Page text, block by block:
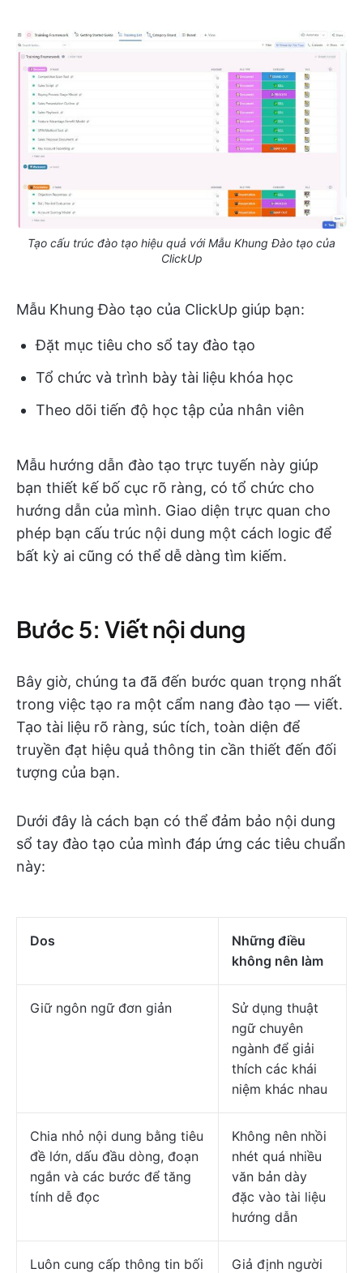
Tạo cấu trúc đào tạo hiệu quả với Mẫu Khung Đào tạo của
ClickUp
Mẫu Khung Đào tạo của ClickUp giúp bạn:
Đặt mục tiêu cho sổ tay đào tạo
Tổ chức và trình bày tài liệu khóa học
Theo dõi tiến độ học tập của nhân viên
Mẫu hướng dẫn đào tạo trực tuyến này giúp
bạn thiết kế bố cục rõ ràng, có tổ chức cho
hướng dẫn của mình. Giao diện trực quan cho
phép bạn cấu trúc nội dung một cách logic để
bất kỳ ai cũng có thể dễ dàng tìm kiếm.
Bước 5: Viết nội dung
Bây giờ, chúng ta đã đến bước quan trọng nhất
trong việc tạo ra một cẩm nang đào tạo — viết.
Tạo tài liệu rõ ràng, súc tích, toàn diện để
truyền đạt hiệu quả thông tin cần thiết đến đối
tượng của bạn.
Dưới đây là cách bạn có thể đảm bảo nội dung
sổ tay đào tạo của mình đáp ứng các tiêu chuẩn
này:
Dos
Những điều
không nên làm
Giữ ngôn ngữ đơn giản
Sử dụng thuật
ngữ chuyên
ngành để giải
thích các khái
niệm khác nhau
Chia nhỏ nội dung bằng tiêu
đề lớn, dấu đầu dòng, đoạn
ngắn và các bước để tăng
tính dễ đọc
Không nên nhồi
nhét quá nhiều
văn bản dày
đặc vào tài liệu
hướng dẫn
Luôn cung cấp thông tin bối
Giả định người